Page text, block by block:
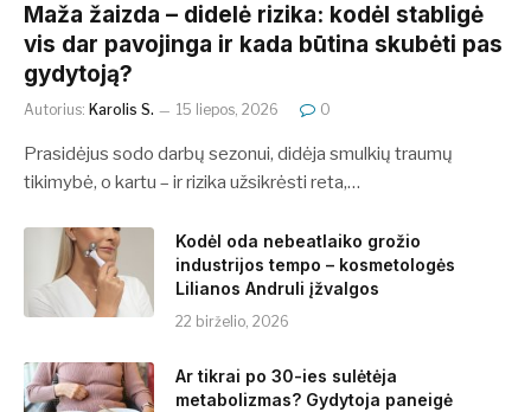
​​Maža žaizda – didelė rizika: kodėl stabligė
vis dar pavojinga ir kada būtina skubėti pas
gydytoją?
Autorius: Karolis S. 15 liepos, 2026 0
Prasidėjus sodo darbų sezonui, didėja smulkių traumų
tikimybė, o kartu – ir rizika užsikrėsti reta,…
Kodėl oda nebeatlaiko grožio
industrijos tempo – kosmetologės
Lilianos Andruli įžvalgos
22 birželio, 2026
Ar tikrai po 30-ies sulėtėja
metabolizmas? Gydytoja paneigė